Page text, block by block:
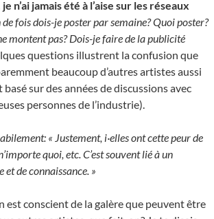
je n’ai jamais été à l’aise sur les réseaux
de fois dois-je poster par semaine? Quoi poster?
montent pas? Dois-je faire de la publicité
questions illustrent la confusion que
beaucoup d’autres artistes aussi
sur des années de discussions avec
personnes de l’industrie).
« Justement, i·elles ont cette peur de
quoi, etc. C’est souvent lié à un
et de connaissance. »
est conscient de la galère que peuvent être